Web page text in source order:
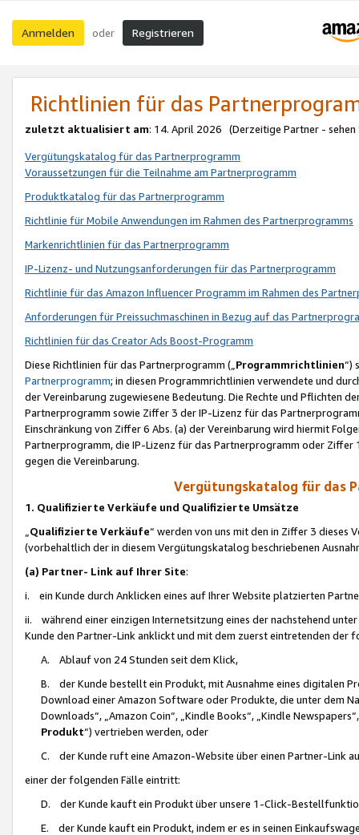
Anmelden oder Registrieren
Richtlinien für das
zuletzt aktualisiert am: 14. April 2026 (Derzeitige Partner - sehen
Vergütungskatalog für das Partnerprogramm
Voraussetzungen für die Teilnahme am Partnerprogramm
Produktkatalog für das Partnerprogramm
Richtlinie für Mobile Anwendungen im Rahmen des Partnerprogramms
Markenrichtlinien für das Partnerprogramm
IP-Lizenz- und Nutzungsanforderungen für das Partnerprogramm
Richtlinie für das Amazon Influencer Programm im Rahmen des
Anforderungen für Preissuchmaschinen in Bezug auf das
Richtlinien für das Creator Ads Boost-Programm
Diese Richtlinien für das Partnerprogramm („Programmrichtlinien“)
Partnerprogramm; in diesen Programmrichtlinien verwendete und
der Vereinbarung zugewiesene Bedeutung. Die Rechte und Pflichten
Partnerprogramm sowie Ziffer 3 der IP-Lizenz für das
Einschränkung von Ziffer 6 Abs. (a) der Vereinbarung wird hiermit
Partnerprogramm, die IP-Lizenz für das Partnerprogramm oder
gegen die Vereinbarung.
Vergütungskatalog für das
1. Qualifizierte Verkäufe und Qualifizierte Umsätze
Qualifizierte Verkäufe“ werden von uns mit den in Ziffer 3
(vorbehaltlich der in diesem Vergütungskatalog beschriebenen
(a) Partner- Link auf Ihrer Site:
i. ein Kunde durch Anklicken eines auf Ihrer Website platzierten
ii. während einer einzigen Internetsitzung eines der nachstehend
Kunde den Partner-Link anklickt und mit dem zuerst eintretenden der
A. Ablauf von 24 Stunden seit dem Klick,
B. der Kunde bestellt ein Produkt, mit Ausnahme eines digitalen
Download einer Amazon Software oder Produkte, die unter dem
Downloads“, „Amazon Coin“, „Kindle Books“, „Kindle
Produkt“) vertrieben werden, oder
C. der Kunde ruft eine Amazon-Website über einen Partner-Link
einer der folgenden Fälle eintritt:
D. der Kunde kauft ein Produkt über unsere 1-Click-
E. der Kunde kauft ein Produkt, indem er es in seinen